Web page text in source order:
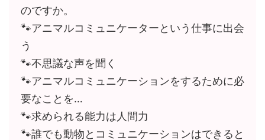
のですか。
🐾アニマルコミュニケーターという仕事に出会
う
🐾不思議な声を聞く
🐾アニマルコミュニケーションをするために必
要なことを…
🐾求められる能力は人間力
🐾誰でも動物とコミュニケーションはできると